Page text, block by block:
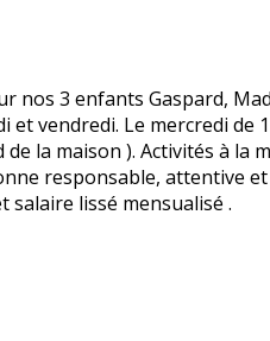
3 enfants Gaspard,
vendredi. Le mercredi de
la maison ). Activités à la
responsable, attentive
salaire lissé mensualisé .